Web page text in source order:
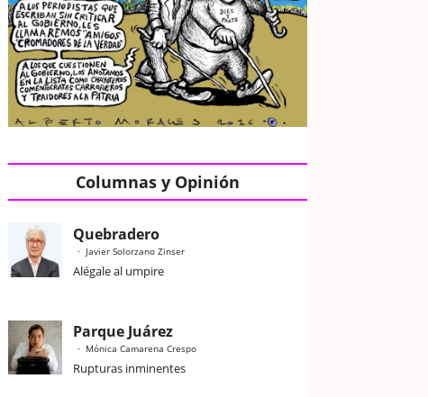
Columnas y Opinión
Quebradero
Javier Solorzano Zinser
Alégale al umpire
Parque Juárez
Mónica Camarena Crespo
Rupturas inminentes